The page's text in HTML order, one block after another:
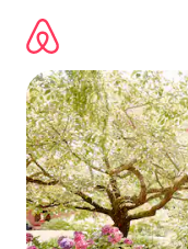
directement
contenu